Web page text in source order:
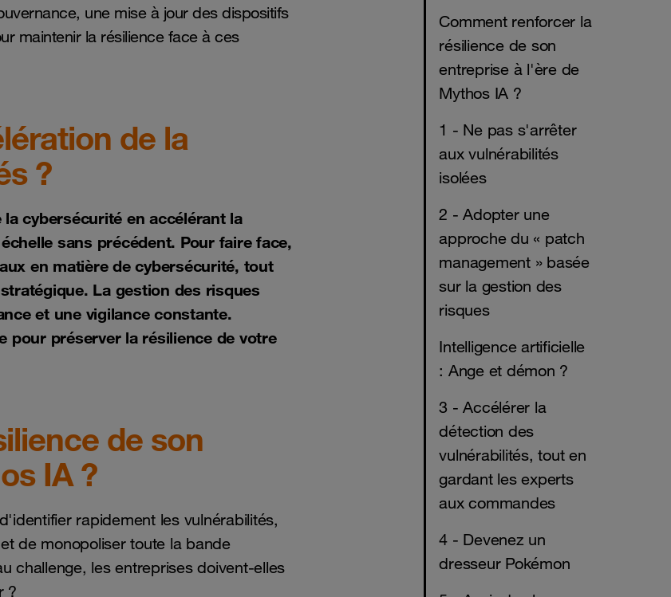
une mise à jour des dispositifs
maintenir la résilience face à ces
de la
?
cybersécurité en accélérant la
sans précédent. Pour faire face,
en matière de cybersécurité, tout
La gestion des risques
et une vigilance constante.
pour préserver la résilience de votre
de son
IA ?
rapidement les vulnérabilités,
de monopoliser toute la bande
challenge, les entreprises doivent-elles
?
Comment renforcer la
résilience de son
entreprise à l'ère de
Mythos IA ?
1 - Ne pas s'arrêter
aux vulnérabilités
isolées
2 - Adopter une
approche du « patch
management » basée
sur la gestion des
risques
Intelligence artificielle
: Ange et démon ?
3 - Accélérer la
détection des
vulnérabilités, tout en
gardant les experts
aux commandes
4 - Devenez un
dresseur Pokémon